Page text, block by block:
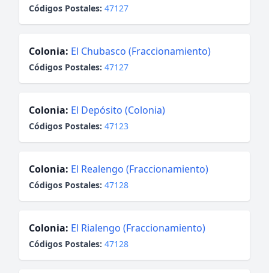
Códigos Postales: 47127
Colonia: El Chubasco (Fraccionamiento)
Códigos Postales: 47127
Colonia: El Depósito (Colonia)
Códigos Postales: 47123
Colonia: El Realengo (Fraccionamiento)
Códigos Postales: 47128
Colonia: El Rialengo (Fraccionamiento)
Códigos Postales: 47128